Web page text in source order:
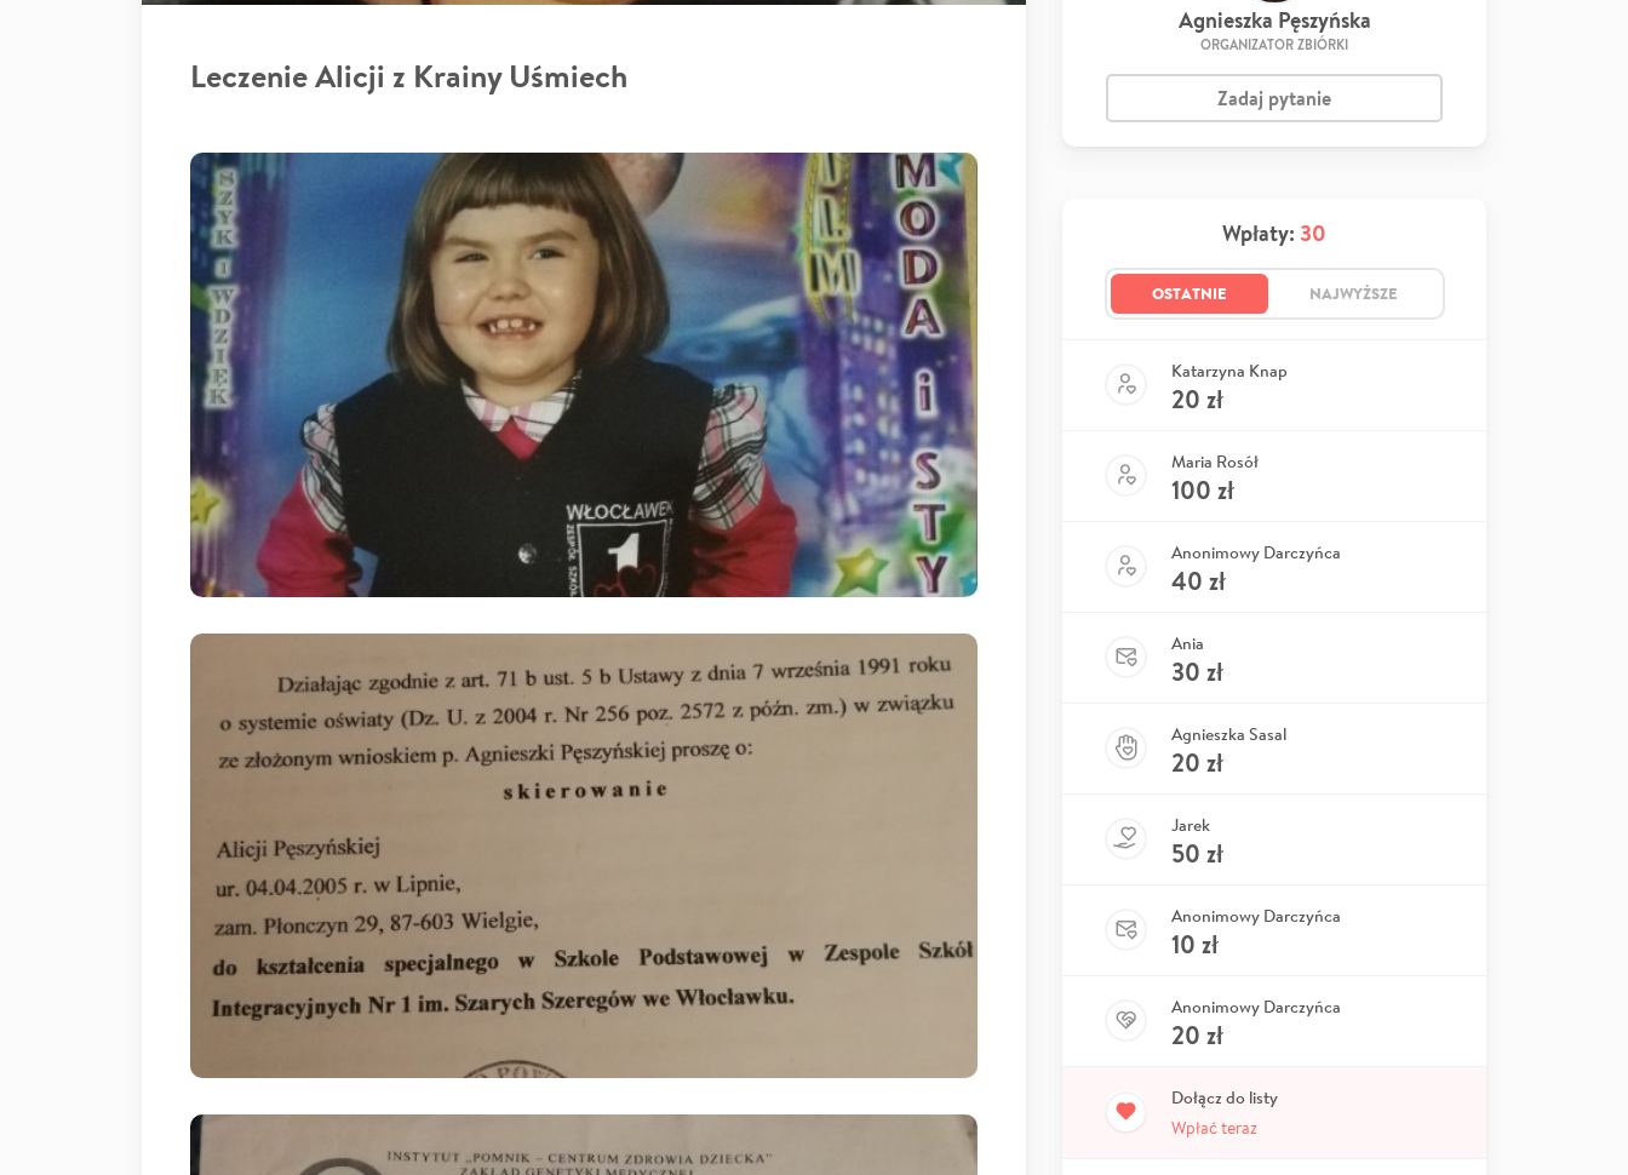
Leczenie Alicji z Krainy Uśmiech
Agnieszka Pęszyńska
ORGANIZATOR ZBIÓRKI
Zadaj pytanie
Wpłaty: 30
OSTATNIE NAJWYŻSZE
Katarzyna Knap
20 zł
Maria Rosół
100 zł
Anonimowy Darczyńca
40 zł
Ania
30 zł
Agnieszka Sasal
20 zł
Jarek
50 zł
Anonimowy Darczyńca
10 zł
Anonimowy Darczyńca
20 zł
Dołącz do listy
Wpłać teraz